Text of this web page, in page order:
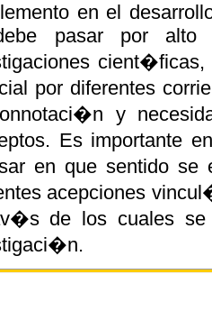
en el
pasar por alto
por diferentes
y
Es importante
en que sentido se
acepciones
de los cuales se